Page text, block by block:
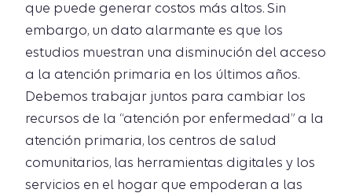
que puede generar costos más altos. Sin
embargo, un dato alarmante es que los
estudios muestran una disminución del acceso
a la atención primaria en los últimos años.
Debemos trabajar juntos para cambiar los
recursos de la “atención por enfermedad” a la
atención primaria, los centros de salud
comunitarios, las herramientas digitales y los
servicios en el hogar que empoderan a las